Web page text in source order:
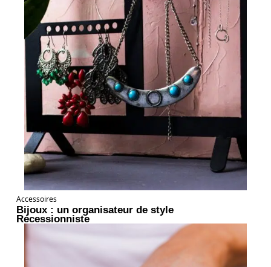
Accessoires
Bijoux : un organisateur de style
Récessionniste